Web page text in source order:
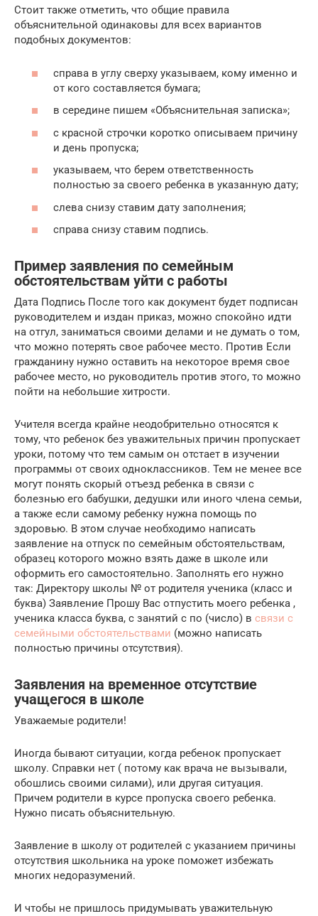
Стоит также отметить, что общие правила
объяснительной одинаковы для всех вариантов
подобных документов:
справа в углу сверху указываем, кому именно и
от кого составляется бумага;
в середине пишем «Объяснительная записка»;
с красной строчки коротко описываем причину
и день пропуска;
указываем, что берем ответственность
полностью за своего ребенка в указанную дату;
слева снизу ставим дату заполнения;
справа снизу ставим подпись.
Пример заявления по семейным
обстоятельствам уйти с работы
Дата Подпись После того как документ будет подписан
руководителем и издан приказ, можно спокойно идти
на отгул, заниматься своими делами и не думать о том,
что можно потерять свое рабочее место. Против Если
гражданину нужно оставить на некоторое время свое
рабочее место, но руководитель против этого, то можно
пойти на небольшие хитрости.
Учителя всегда крайне неодобрительно относятся к
тому, что ребенок без уважительных причин пропускает
уроки, потому что тем самым он отстает в изучении
программы от своих одноклассников. Тем не менее все
могут понять скорый отъезд ребенка в связи с
болезнью его бабушки, дедушки или иного члена семьи,
а также если самому ребенку нужна помощь по
здоровью. В этом случае необходимо написать
заявление на отпуск по семейным обстоятельствам,
образец которого можно взять даже в школе или
оформить его самостоятельно. Заполнять его нужно
так: Директору школы № от родителя ученика (класс и
буква) Заявление Прошу Вас отпустить моего ребенка ,
ученика класса буква, с занятий с по (число) в связи с
семейными обстоятельствами (можно написать
полностью причины отсутствия).
Заявления на временное отсутствие
учащегося в школе
Уважаемые родители!
Иногда бывают ситуации, когда ребенок пропускает
школу. Справки нет ( потому как врача не вызывали,
обошлись своими силами), или другая ситуация.
Причем родители в курсе пропуска своего ребенка.
Нужно писать объяснительную.
Заявление в школу от родителей с указанием причины
отсутствия школьника на уроке поможет избежать
многих недоразумений.
И чтобы не пришлось придумывать уважительную